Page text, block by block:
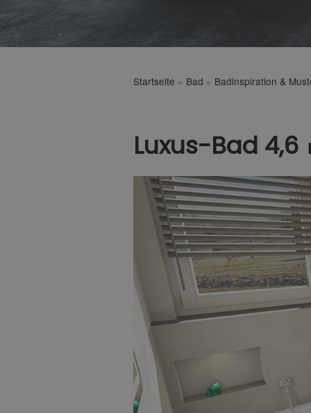
Startseite » Bad » Badinspiration &
Luxus-Bad 4,6